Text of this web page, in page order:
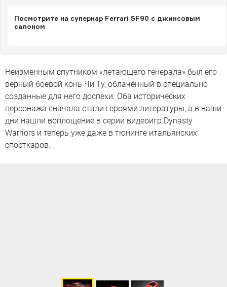
Посмотрите на суперкар Ferrari SF90 с джинсовым
салоном
Неизменным спутником «летающего генерала» был его
верный боевой конь Чи Ту, облачённый в специально
созданные для него доспехи. Оба исторических
персонажа сначала стали героями литературы, а в наши
дни нашли воплощение в серии видеоигр Dynasty
Warriors и теперь уже даже в тюнинге итальянских
спорткаров.